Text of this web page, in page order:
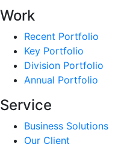
Work
Recent Portfolio
Key Portfolio
Division Portfolio
Annual Portfolio
Service
Business Solutions
Our Client